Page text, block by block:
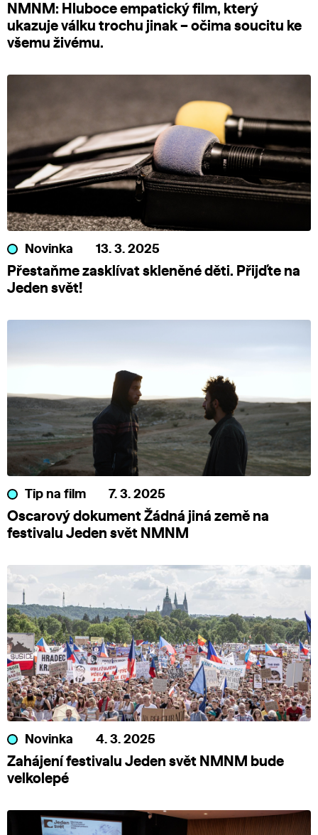
NMNM: Hluboce empatický film, který
ukazuje válku trochu jinak – očima soucitu ke
všemu živému.
Novinka 13. 3. 2025
Přestaňme zasklívat skleněné děti. Přijďte na
Jeden svět!
Tip na film 7. 3. 2025
Oscarový dokument Žádná jiná země na
festivalu Jeden svět NMNM
Novinka 4. 3. 2025
Zahájení festivalu Jeden svět NMNM bude
velkolepé